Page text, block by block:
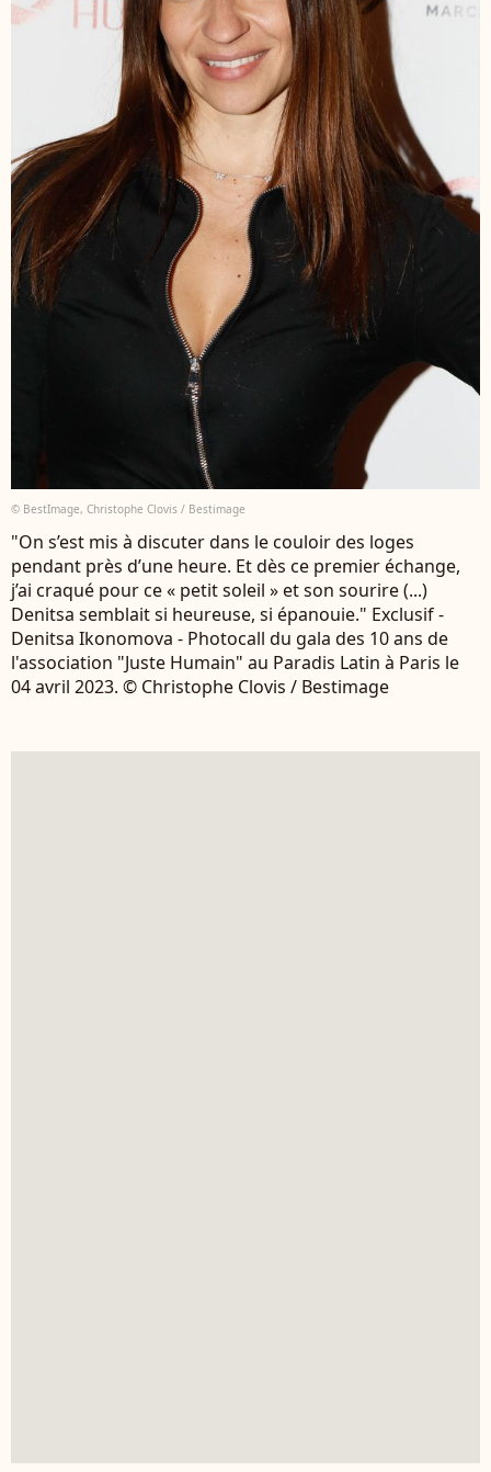
© BestImage, Christophe Clovis / Bestimage
"On s’est mis à discuter dans le couloir des loges
pendant près d’une heure. Et dès ce premier échange,
j’ai craqué pour ce « petit soleil » et son sourire (...)
Denitsa semblait si heureuse, si épanouie." Exclusif -
Denitsa Ikonomova - Photocall du gala des 10 ans de
l'association "Juste Humain" au Paradis Latin à Paris le
04 avril 2023. © Christophe Clovis / Bestimage